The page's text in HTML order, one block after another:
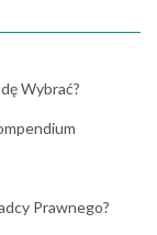
Wybrać?
Prawnego?